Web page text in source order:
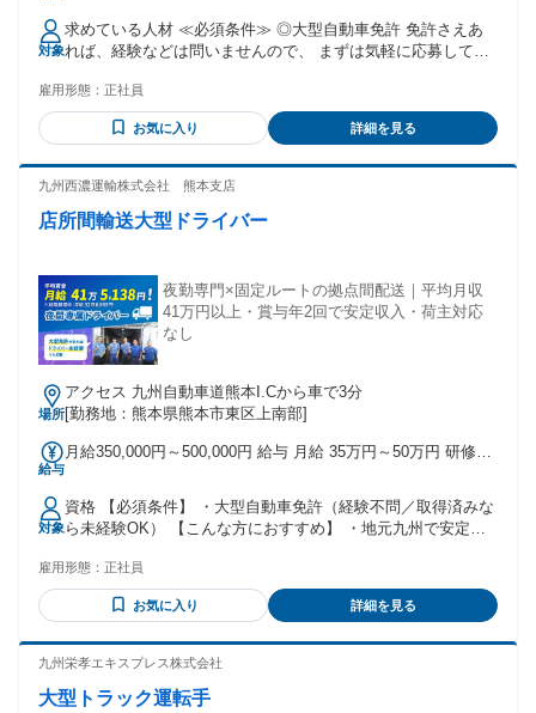
全員に一律で支払われる通勤・皆勤・家族手当金額：なし 全
員に一律で支払われるその他手当金額：あり 1ヶ月あたり5万
5000円 〜 9万5000円 【給与】 月給：280,000円～320,000円
（地域限定採用） ※賞与：年3回(内1回業績配当) ※昇給：頑
当一覧＞ ☆交通費支給（上限あり 社内規定有） ☆車通勤の
場合もあり（上限あり 社内規定有）
対象
求めている人材 ≪必須条件≫ ◎大型自動車免許 免許さえあ
れば、経験などは問いませんので、 まずは気軽に応募してみ
ンでしっかり教育しますので安心です。 ≪優遇条件≫ ※下記
は必須ではありません。 〇コンクリートミキサー車運転経験
のある方 〇生コンミキサー車運転手 〇生コン車ドライバー
条件≫ ※下記は必須ではありません。 〇未経験者歓迎 〇学
せたい方！ 〇長く働きたい方！ 〇ブランクのある方も歓迎で
雇用形態： 正社員
お気に入り 詳細を見る
九州西濃運輸株式会社 熊本支店
店所間輸送大型ドライバー
夜勤専門×固定ルートの拠点間配送｜平均月収
41万円以上・賞与年2回で安定収入・荷主対応
なし
場所
アクセス 九州自動車道熊本I.Cから車で3分
[勤務地：熊本県熊本市東区上南部]
給与
月給350,000円～500,000円 給与 月給 35万円～50万円 研修中
手当を支給します(当社規定あり) ■交通費支給（規定）、残業
代別途全額支給
対象
資格 【必須条件】 ・大型自動車免許（経験不問／取得済みな
ら未経験OK） 【こんな方におすすめ】 ・地元九州で安定し
る方 ・チームワークを大切にできる方 ・長期的なキャリアを
見据えて長く働きたい方 【夜勤でも“家族時間”を保てる理
由】 朝、子どもを送り出す時間に顔を合わせたり、 夕方には
ごと家族時間を確保。 共働き家庭で家事・育児をシェアする
雇用形態： 正社員
お気に入り 詳細を見る
九州栄孝エキスプレス株式会社
大型トラック運転手